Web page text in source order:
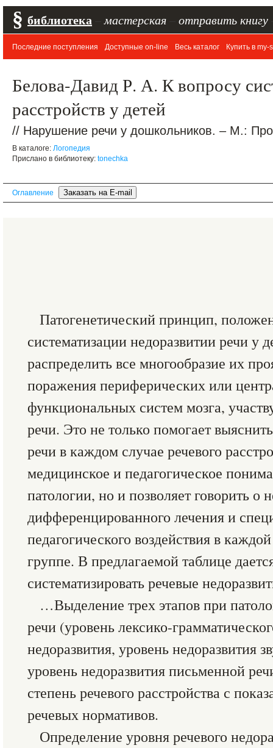
§ библиотека мастерская отправить книгу
Последние поступления Доступные on-line Весь каталог Купить в my-
Белова-Давид Р. А. К вопросу
расстройств у детей
// Нарушение речи у дошкольников. – М.:
В каталоге: Логопедия
Прислано в библиотеку: tonechka
Оглавление
Патогенетический принцип,
систематизации недоразвитии речи у
распределить все многообразие их
поражения периферических или
функциональных систем мозга,
речи. Это не только помогает
речи в каждом случае речевого
медицинское и педагогическое
патологии, но и позволяет говорить о
дифференцированного лечения и
педагогического воздействия в
группе. В предлагаемой таблице
систематизировать речевые
…Выделение трех этапов при
речи (уровень лексико-
недоразвития, уровень недоразвития
уровень недоразвития письменной
степень речевого расстройства с
речевых нормативов.
Определение уровня речевого